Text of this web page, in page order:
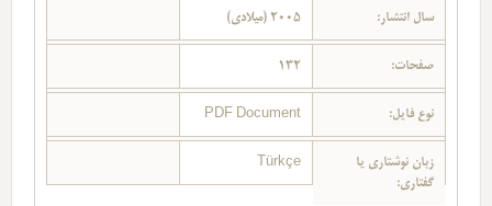
سال انتشار: 2005 (میلادی)
صفحات: 132
نوع فایل: PDF Document
زبان نوشتاری یا
گفتاری:
Türkçe